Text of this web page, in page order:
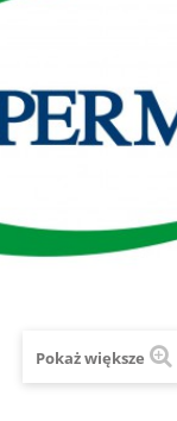
Pokaż większe